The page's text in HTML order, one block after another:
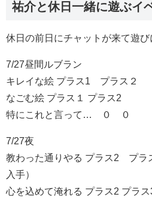
祐介と休日一緒に遊ぶイ
休日の前日にチャットが来て遊
7/27昼間ルブラン
キレイな絵 プラス1 プラス２
なごむ絵 プラス１ プラス2
特にこれと言って… ０ ０
7/27夜
教わった通りやる プラス2 プラ
入手）
心を込めて淹れる プラス2 プラス